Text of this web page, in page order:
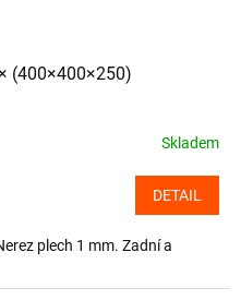
(400×400×250)
Skladem
DETAIL
plech 1 mm. Zadní a